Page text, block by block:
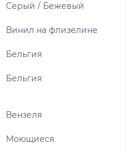
Серый / Бежевый
Винил на флизелине
Бельгия
Бельгия
Вензеля
Моющиеся